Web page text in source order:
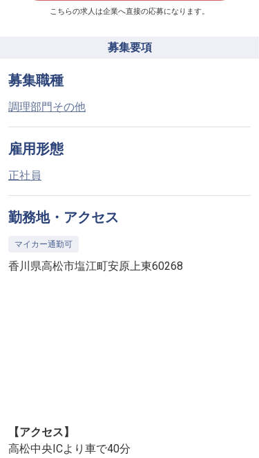
こちらの求人は企業へ直接の応募になります。
募集要項
募集職種
調理部門その他
雇用形態
正社員
勤務地・アクセス
マイカー通勤可
香川県高松市塩江町安原上東60268
【アクセス】
高松中央ICより車で40分